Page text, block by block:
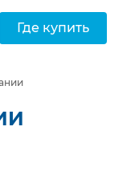
Где купить